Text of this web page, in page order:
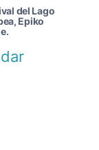
del Lago
Epiko